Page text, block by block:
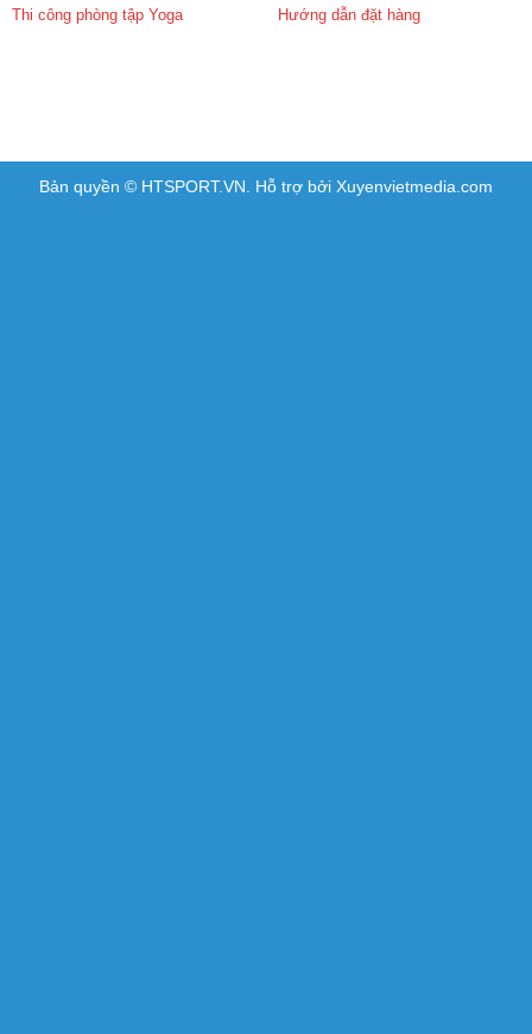
Thi công phòng tập Yoga
Hướng dẫn đặt hàng
Bản quyền © HTSPORT.VN. Hỗ trợ bởi Xuyenvietmedia.com